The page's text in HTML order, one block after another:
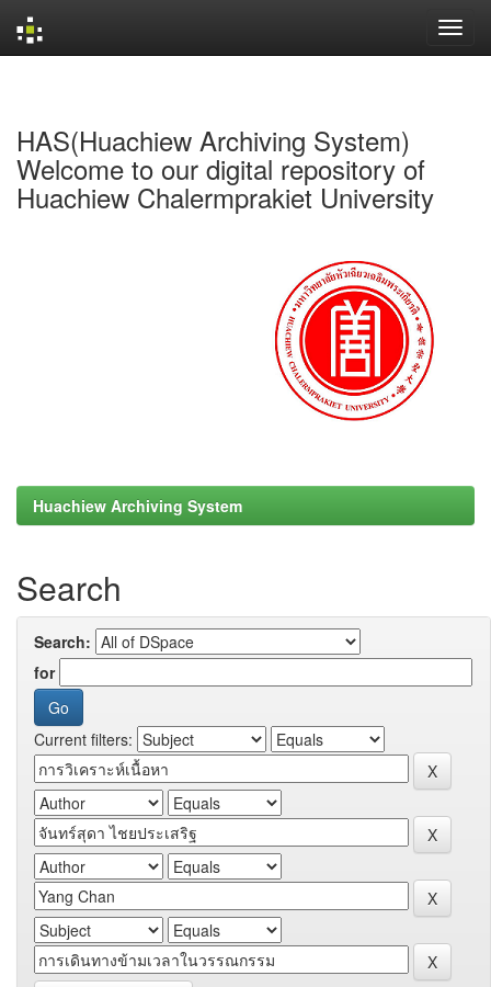
HAS(Huachiew Archiving System)
Welcome to our digital repository of
Huachiew Chalermprakiet University
Huachiew Archiving System
Search
Search:
for
Current filters: